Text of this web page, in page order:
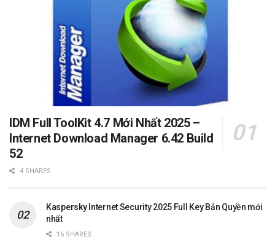
IDM Full ToolKit 4.7 Mới Nhất 2025 –
Internet Download Manager 6.42 Build
52
4 SHARES
Kaspersky Internet Security 2025 Full Key Bản Quyền mới
nhất
16 SHARES